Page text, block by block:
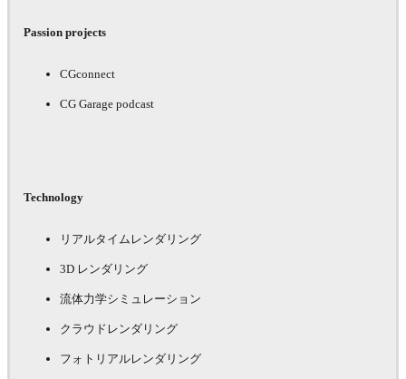
Passion projects
CGconnect
CG Garage podcast
Technology
リアルタイムレンダリング
3D レンダリング
流体力学シミュレーション
クラウドレンダリング
フォトリアルレンダリング